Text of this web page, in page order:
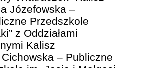
Józefowska –
Przedszkole
z Oddziałami
Kalisz
– Publiczne